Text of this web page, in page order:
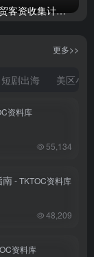
TikTok做外贸客资收集计划搭建全流程
短剧出海 美区小店
更多>>
资料库
55,134
南- TKTOC资料库
48,209
资料库